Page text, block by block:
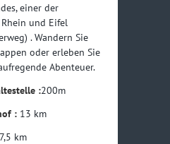
einer der
und Eifel
. Wandern Sie
oder erleben Sie
Abenteuer.
:200m
: 13 km
7,5 km